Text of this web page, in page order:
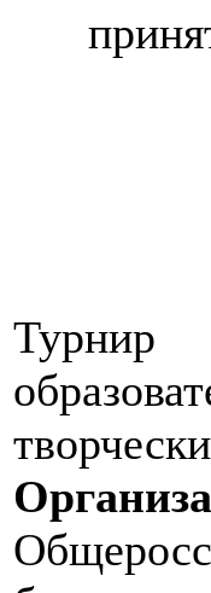
Турнир